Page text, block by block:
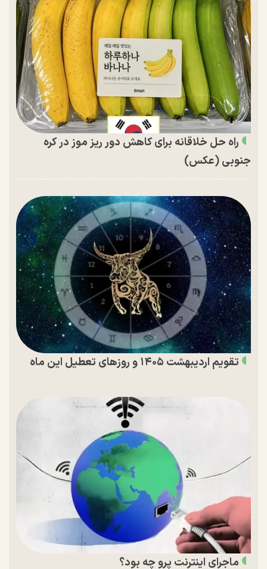
راه حل خلاقانه برای کاهش دور ریز موز در کره
جنوبی (عکس)
تقویم اردیبهشت ۱۴۰۵ و روز‌های تعطیل این ماه
ماجرای اینترنت پرو چه بود؟